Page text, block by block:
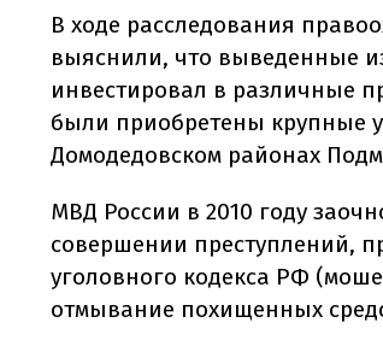
В ходе расследования
выяснили, что выведенные
инвестировал в различные
были приобретены крупные
Домодедовском районах
МВД России в 2010 году
совершении преступлений,
уголовного кодекса РФ
отмывание похищенных